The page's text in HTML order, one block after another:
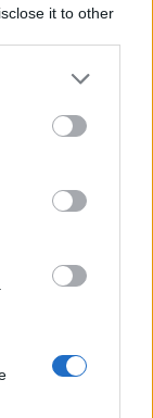
it to other